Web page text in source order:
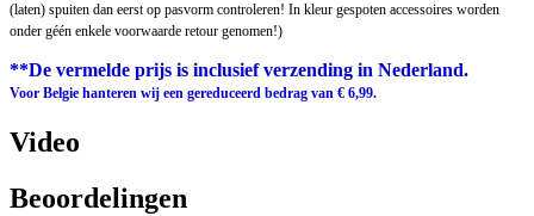
(laten) spuiten dan eerst op pasvorm controleren! In kleur gespoten accessoires worden
onder géén enkele voorwaarde retour genomen!)
**De vermelde prijs is inclusief verzending in Nederland.
Voor Belgie hanteren wij een gereduceerd bedrag van € 6,99.
Video
Beoordelingen